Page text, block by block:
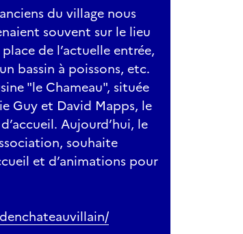
du village nous
souvent sur le lieu
de l’actuelle entrée,
bassin à poissons, etc.
"le Chameau", située
Guy et David Mapps, le
Aujourd’hui, le
souhaite
et d’animations pour